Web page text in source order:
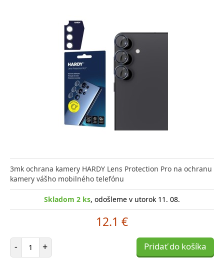
3mk ochrana kamery HARDY Lens Protection Pro na ochranu
kamery vášho mobilného telefónu
Skladom 2 ks, odošleme v utorok 11. 08.
12.1 €
- Počet položiek
+ Pridať do košíka